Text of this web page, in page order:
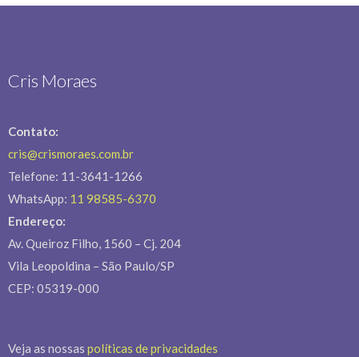
Cris Moraes
Contato:
cris@crismoraes.com.br
Telefone: 11-3641-1266
WhatsApp: 11 98585-6370
Endereço:
Av. Queiroz Filho, 1560 – Cj. 204
Vila Leopoldina – São Paulo/SP
CEP: 05319-000
Veja as nossas políticas de privacidades